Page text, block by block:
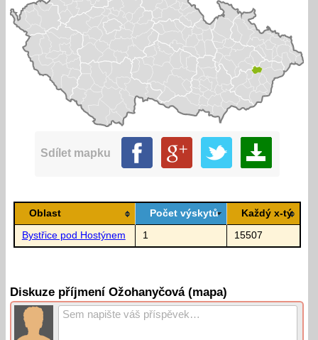
Sdílet mapku
Oblast Počet výskytů Každý x-tý
Bystřice pod Hostýnem 1 15507
Diskuze příjmení Ožohanyčová (mapa)